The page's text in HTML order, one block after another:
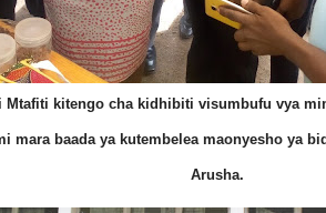
Mtafiti kitengo cha kidhibiti visumbufu vya
mara baada ya kutembelea maonyesho ya
Arusha.